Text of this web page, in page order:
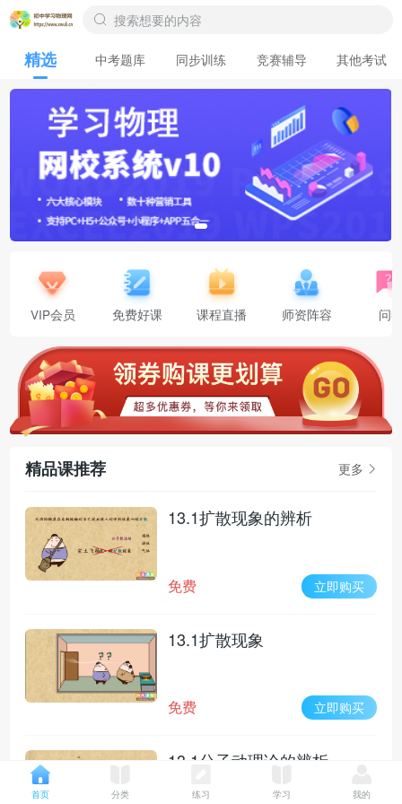
精选 中考题库 同步训练 竞赛辅导 其他考试
VIP会员 免费好课 课程直播 师资阵容 问
更多
精品课推荐
13.1扩散现象的辨析
立即购买
免费
13.1扩散现象
立即购买
免费
13.1分子动理论的辨析
首页 分类 练习 学习 我的